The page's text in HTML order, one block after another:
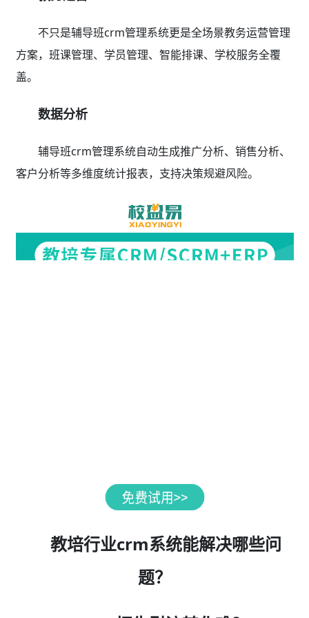
不只是辅导班crm管理系统更是全场景教务运营管理
方案，班课管理、学员管理、智能排课、学校服务全覆
盖。
数据分析
辅导班crm管理系统自动生成推广分析、销售分析、
客户分析等多维度统计报表，支持决策规避风险。
教培行业crm系统能解决哪些问
题？